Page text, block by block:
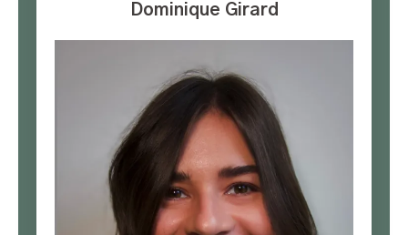
Dominique Girard